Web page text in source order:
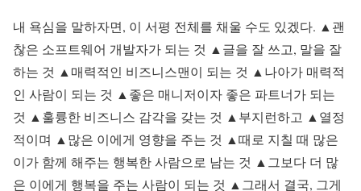
내 욕심을 말하자면, 이 서평 전체를 채울 수도 있겠다. ▲괜
찮은 소프트웨어 개발자가 되는 것 ▲글을 잘 쓰고, 말을 잘
하는 것 ▲매력적인 비즈니스맨이 되는 것 ▲나아가 매력적
인 사람이 되는 것 ▲좋은 매니저이자 좋은 파트너가 되는
것 ▲훌륭한 비즈니스 감각을 갖는 것 ▲부지런하고 ▲열정
적이며 ▲많은 이에게 영향을 주는 것 ▲때로 지칠 때 많은
이가 함께 해주는 행복한 사람으로 남는 것 ▲그보다 더 많
은 이에게 행복을 주는 사람이 되는 것 ▲그래서 결국, 그게